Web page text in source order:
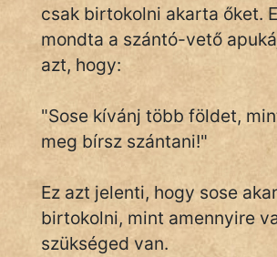
Novella
És
Elbeszélés
Regény
Tanmese
Vers
csak birtokolni akarta őket.
mondta a szántó-vető
azt, hogy:
"Sose kívánj több földet,
meg bírsz szántani!"
Ez azt jelenti, hogy sose
birtokolni, mint amennyire
szükséged van.